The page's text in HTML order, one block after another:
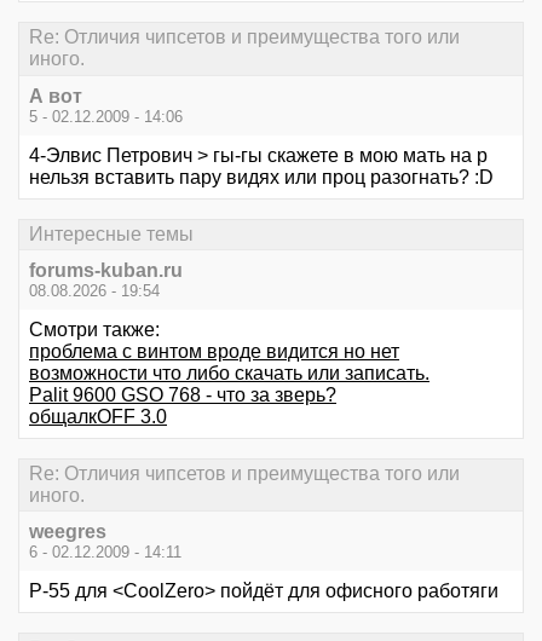
Re: Отличия чипсетов и преимущества того или
иного.
А вот
5 - 02.12.2009 - 14:06
4-Элвис Петрович > гы-гы скажете в мою мать на р
нельзя вставить пару видях или проц разогнать? :D
Интересные темы
forums-kuban.ru
08.08.2026 - 19:54
Смотри также:
проблема с винтом вроде видится но нет
возможности что либо скачать или записать.
Palit 9600 GSO 768 - что за зверь?
общалкOFF 3.0
Re: Отличия чипсетов и преимущества того или
иного.
weegres
6 - 02.12.2009 - 14:11
Р-55 для <CoolZero> пойдёт для офисного работяги